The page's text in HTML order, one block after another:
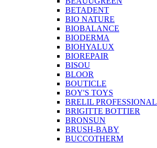
BETADENT
BIO NATURE
BIOBALANCE
BIODERMA
BIOHYALUX
BIOREPAIR
BISOU
BLOOR
BOUTICLE
BOY'S TOYS
BRELIL PROFESSIONAL
BRIGITTE BOTTIER
BRONSUN
BRUSH-BABY
BUCCOTHERM